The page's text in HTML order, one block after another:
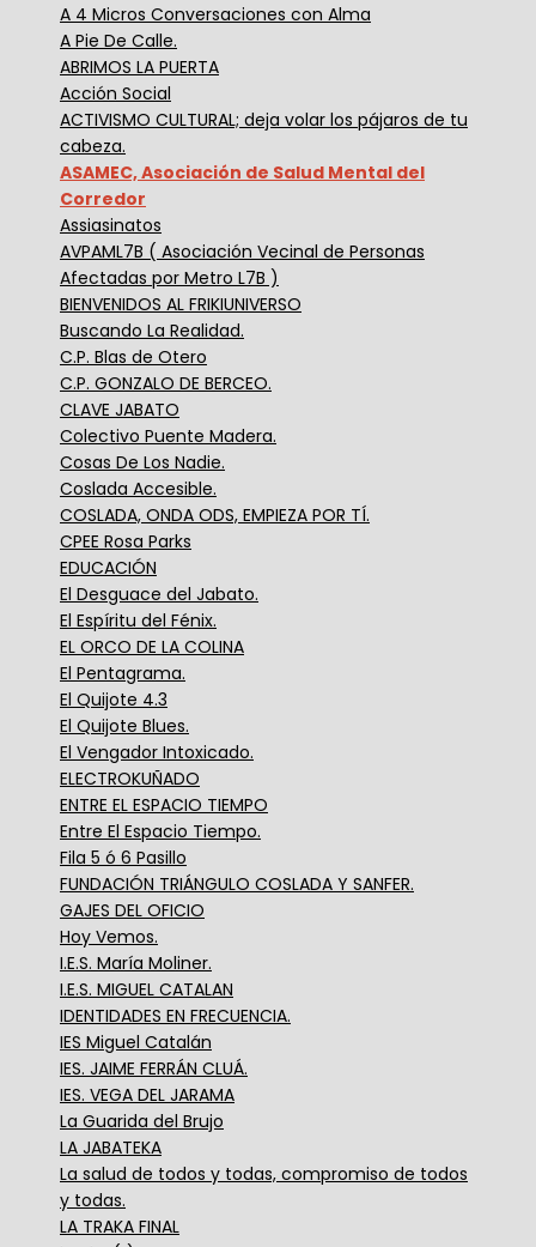
A 4 Micros Conversaciones con Alma
A Pie De Calle.
ABRIMOS LA PUERTA
Acción Social
ACTIVISMO CULTURAL; deja volar los pájaros de tu
cabeza.
ASAMEC, Asociación de Salud Mental del
Corredor
Assiasinatos
AVPAML7B ( Asociación Vecinal de Personas
Afectadas por Metro L7B )
BIENVENIDOS AL FRIKIUNIVERSO
Buscando La Realidad.
C.P. Blas de Otero
C.P. GONZALO DE BERCEO.
CLAVE JABATO
Colectivo Puente Madera.
Cosas De Los Nadie.
Coslada Accesible.
COSLADA, ONDA ODS, EMPIEZA POR TÍ.
CPEE Rosa Parks
EDUCACIÓN
El Desguace del Jabato.
El Espíritu del Fénix.
EL ORCO DE LA COLINA
El Pentagrama.
El Quijote 4.3
El Quijote Blues.
El Vengador Intoxicado.
ELECTROKUÑADO
ENTRE EL ESPACIO TIEMPO
Entre El Espacio Tiempo.
Fila 5 ó 6 Pasillo
FUNDACIÓN TRIÁNGULO COSLADA Y SANFER.
GAJES DEL OFICIO
Hoy Vemos.
I.E.S. María Moliner.
I.E.S. MIGUEL CATALAN
IDENTIDADES EN FRECUENCIA.
IES Miguel Catalán
IES. JAIME FERRÁN CLUÁ.
IES. VEGA DEL JARAMA
La Guarida del Brujo
LA JABATEKA
La salud de todos y todas, compromiso de todos
y todas.
LA TRAKA FINAL